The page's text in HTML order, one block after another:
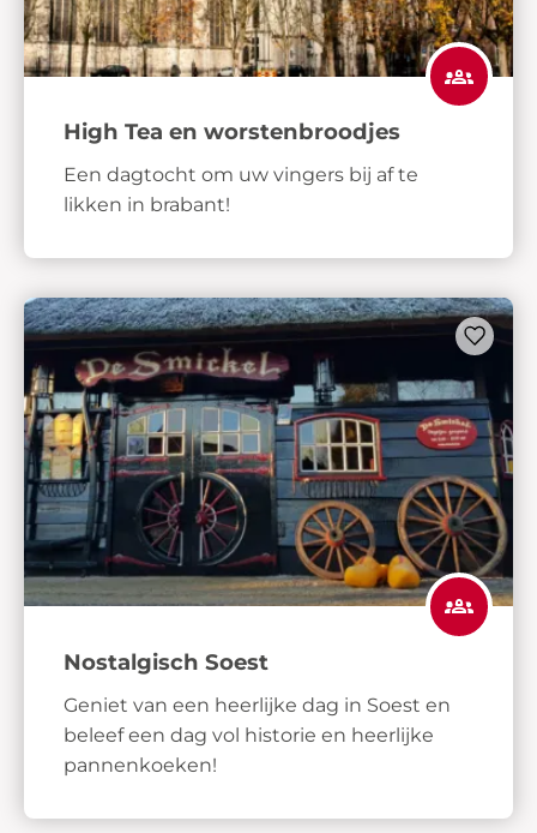
High Tea en worstenbroodjes
Een dagtocht om uw vingers bij af te
likken in brabant!
Nostalgisch Soest
Geniet van een heerlijke dag in Soest en
beleef een dag vol historie en heerlijke
pannenkoeken!